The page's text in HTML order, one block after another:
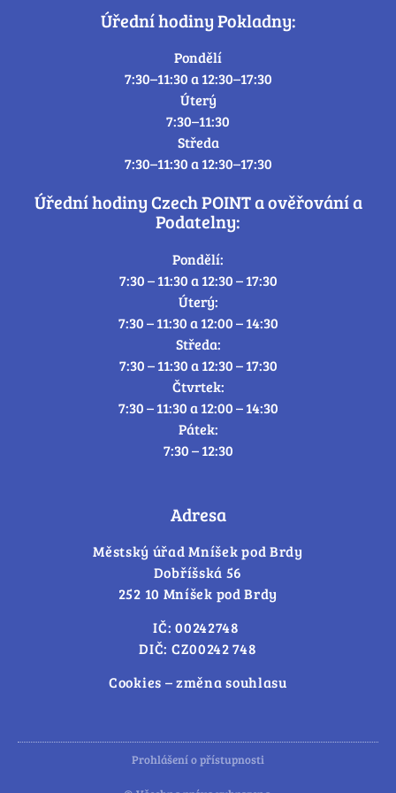
Úřední hodiny Pokladny:
Pondělí
7:30–11:30 a 12:30–17:30
Úterý
7:30–11:30
Středa
7:30–11:30 a 12:30–17:30
Úřední hodiny Czech POINT a ověřování a
Podatelny:
Pondělí:
7:30 – 11:30 a 12:30 – 17:30
Úterý:
7:30 – 11:30 a 12:00 – 14:30
Středa:
7:30 – 11:30 a 12:30 – 17:30
Čtvrtek:
7:30 – 11:30 a 12:00 – 14:30
Pátek:
7:30 – 12:30
Adresa
Městský úřad Mníšek pod Brdy
Dobříšská 56
252 10 Mníšek pod Brdy
IČ: 00242748
DIČ: CZ00242 748
Cookies – změna souhlasu
Prohlášení o přístupnosti